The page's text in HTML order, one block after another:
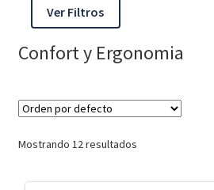
Ver Filtros
Confort y Ergonomia
Mostrando 12 resultados